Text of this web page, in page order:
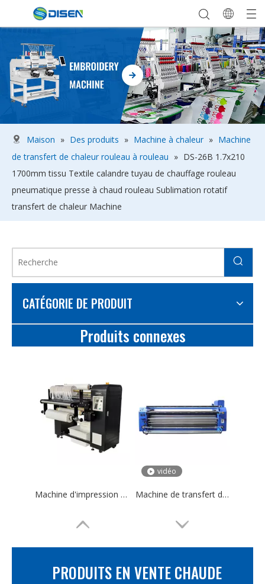
Maison » Des produits » Machine à chaleur » Machine
de transfert de chaleur rouleau à rouleau » DS-26B 1.7x210
1700mm tissu Textile calandre tuyau de chauffage rouleau
pneumatique presse à chaud rouleau Sublimation rotatif
transfert de chaleur Machine
CATÉGORIE DE PRODUIT
Produits connexes
Machine d'impression de transfert de chaleur à ruban à ruban élevé automatique
vidéo
Machine de transfert de chaleur à rouleaux de 3.2m, presse à chaud numérique grand Format, DSH-26D
PRODUITS EN VENTE CHAUDE